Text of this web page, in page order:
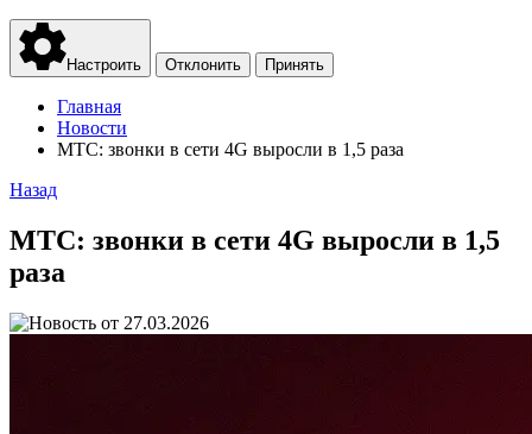
Настроить Отклонить Принять
Главная
Новости
МТС: звонки в сети 4G выросли в 1,5 раза
Назад
МТС: звонки в сети 4G выросли в 1,5
раза
27.03.2026